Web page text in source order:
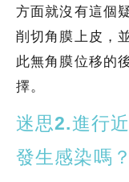
方面就沒有這個
削切角膜上皮，
此無角膜位移的
擇。
迷思2.進行
發生感染嗎？